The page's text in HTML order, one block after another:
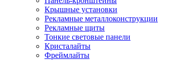
Крышные установки
Рекламные металлоконструкции
Рекламные щиты
Тонкие световые панели
Кристалайты
Фреймлайты